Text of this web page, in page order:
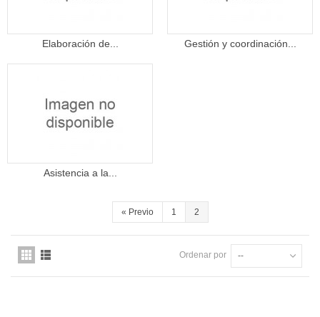
Elaboración de... Gestión y coordinación...
Asistencia a la...
« Previo 1 2
Ordenar por --